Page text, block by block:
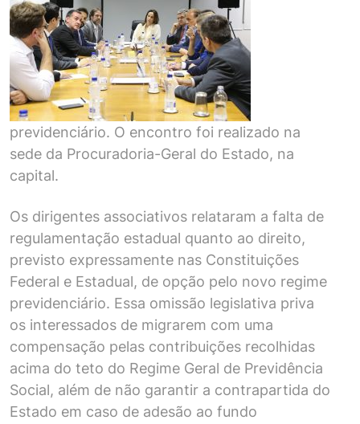
previdenciário. O encontro foi realizado na
sede da Procuradoria-Geral do Estado, na
capital.
Os dirigentes associativos relataram a falta de
regulamentação estadual quanto ao direito,
previsto expressamente nas Constituições
Federal e Estadual, de opção pelo novo regime
previdenciário. Essa omissão legislativa priva
os interessados de migrarem com uma
compensação pelas contribuições recolhidas
acima do teto do Regime Geral de Previdência
Social, além de não garantir a contrapartida do
Estado em caso de adesão ao fundo